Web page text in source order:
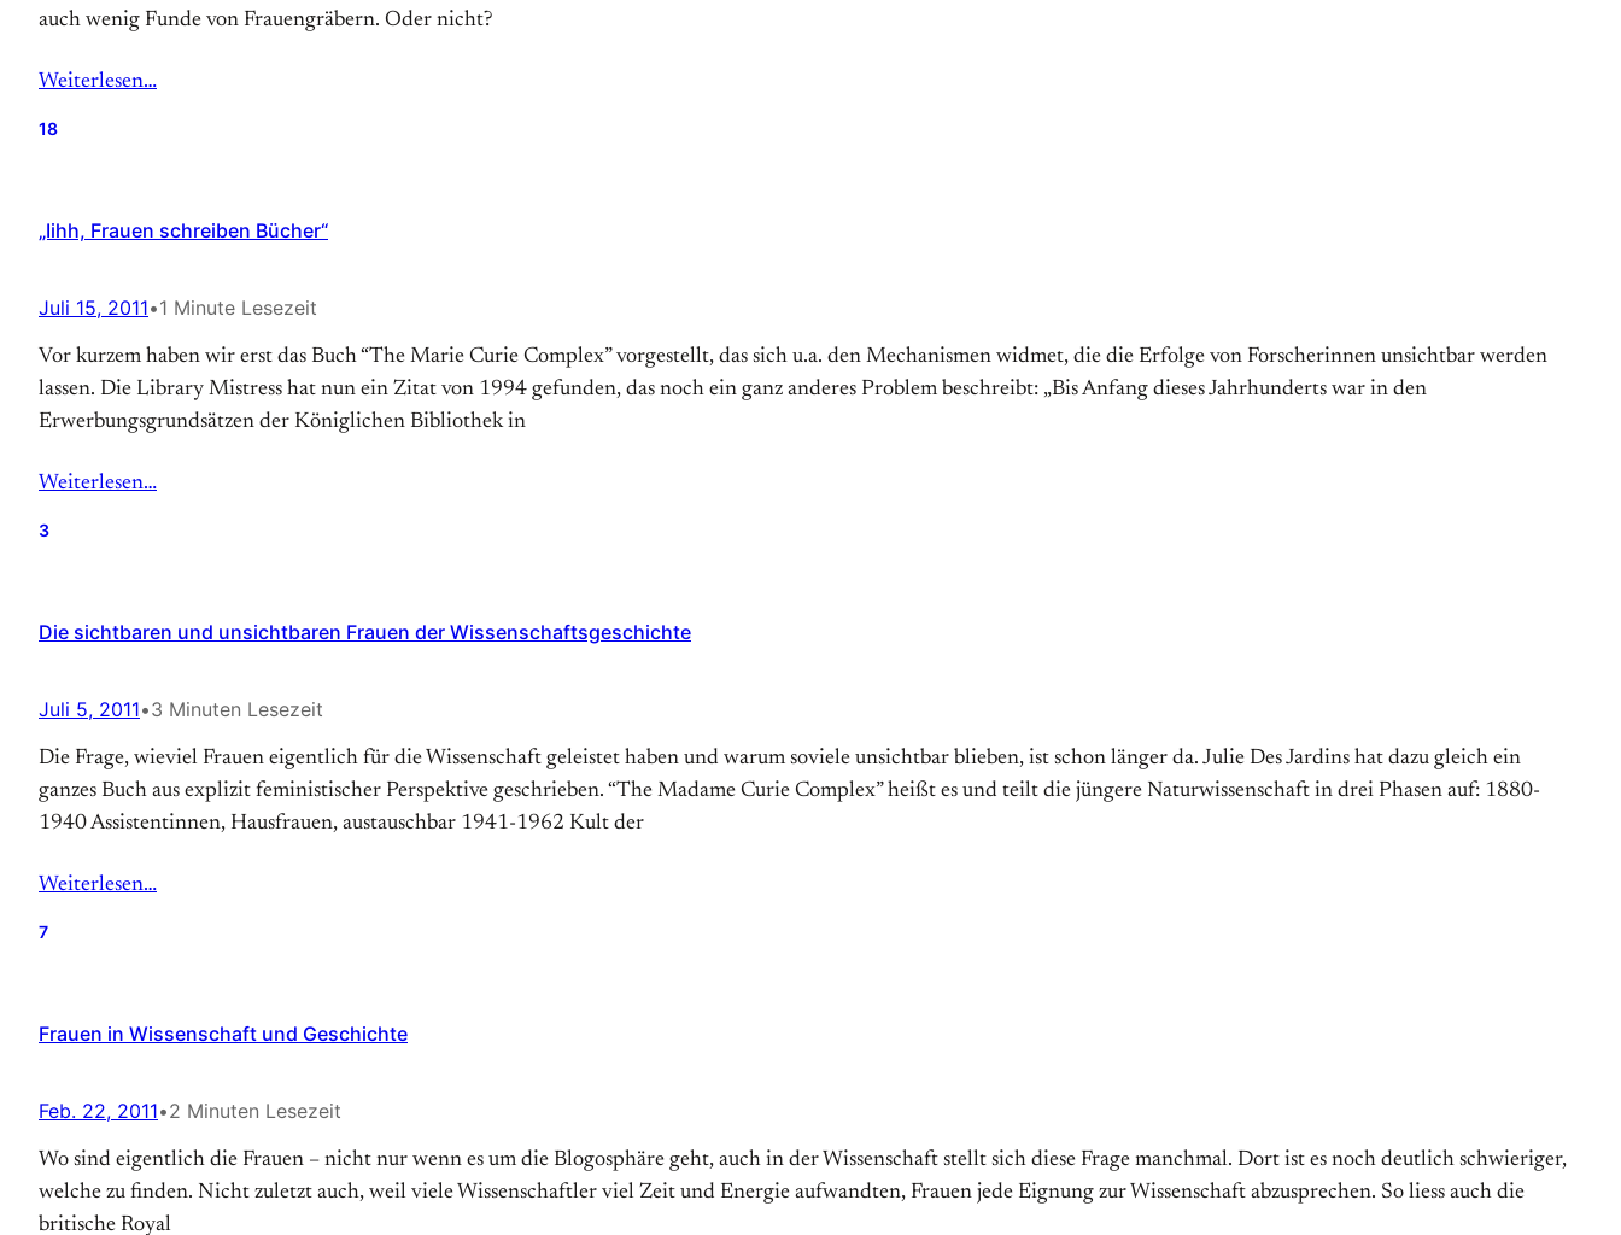
auch wenig Funde von Frauengräbern. Oder nicht?
Weiterlesen…
18
„Iihh, Frauen schreiben Bücher“
Juli 15, 2011•1 Minute Lesezeit
Vor kurzem haben wir erst das Buch “The Marie Curie Complex” vorgestellt, das sich u.a. den Mechanismen widmet, die die Erfolge von Forscherinnen unsichtbar werden
lassen. Die Library Mistress hat nun ein Zitat von 1994 gefunden, das noch ein ganz anderes Problem beschreibt: „Bis Anfang dieses Jahrhunderts war in den
Erwerbungsgrundsätzen der Königlichen Bibliothek in
Weiterlesen…
3
Die sichtbaren und unsichtbaren Frauen der Wissenschaftsgeschichte
Juli 5, 2011•3 Minuten Lesezeit
Die Frage, wieviel Frauen eigentlich für die Wissenschaft geleistet haben und warum soviele unsichtbar blieben, ist schon länger da. Julie Des Jardins hat dazu gleich ein
ganzes Buch aus explizit feministischer Perspektive geschrieben. “The Madame Curie Complex” heißt es und teilt die jüngere Naturwissenschaft in drei Phasen auf: 1880-
1940 Assistentinnen, Hausfrauen, austauschbar 1941-1962 Kult der
Weiterlesen…
7
Frauen in Wissenschaft und Geschichte
Feb. 22, 2011•2 Minuten Lesezeit
Wo sind eigentlich die Frauen – nicht nur wenn es um die Blogosphäre geht, auch in der Wissenschaft stellt sich diese Frage manchmal. Dort ist es noch deutlich schwieriger,
welche zu finden. Nicht zuletzt auch, weil viele Wissenschaftler viel Zeit und Energie aufwandten, Frauen jede Eignung zur Wissenschaft abzusprechen. So liess auch die
britische Royal